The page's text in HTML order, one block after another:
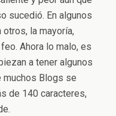
sucedió. En algunos
la mayoría,
Ahora lo malo, es
a tener algunos
muchos Blogs se
de 140 caracteres,